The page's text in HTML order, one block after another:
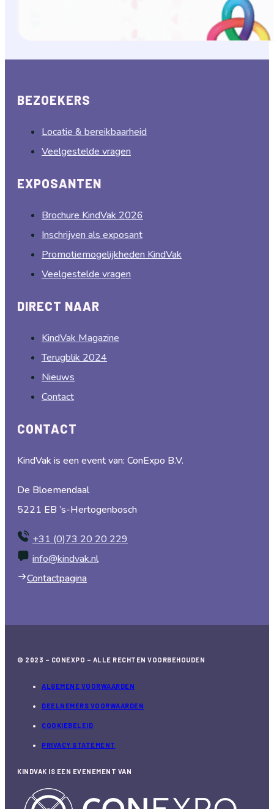
BEZOEKERS
Locatie & bereikbaarheid
Veelgestelde vragen
EXPOSANTEN
Brochure KindVak 2026
Inschrijven als exposant
Promotiemogelijkheden KindVak
Veelgestelde vragen
DIRECT NAAR
KindVak Magazine
Terugblik 2024
Nieuws
Contact
CONTACT
KindVak is een event van: ConExpo B.V.
De Bloemendaal
5221 EB ’s-Hertogenbosch
+31 (0)73 20 20 229
info@kindvak.nl
Contactpagina
© 2023 – CONEXPO – ALLE RECHTEN VOORBEHOUDEN
ALGEMENE VOORWAARDEN
DEELNEMERS VOORWAARDEN
COOKIEBELEID
PRIVACY STATEMENT
KINDVAK IS EEN EVENEMENT VAN